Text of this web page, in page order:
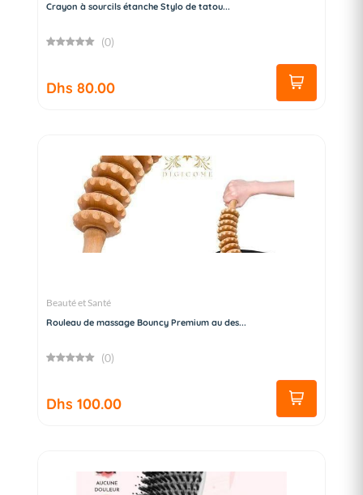
Crayon à sourcils étanche Stylo de tatou...
(0)
Dhs 80.00
Beauté et Santé
Rouleau de massage Bouncy Premium au des...
(0)
Dhs 100.00